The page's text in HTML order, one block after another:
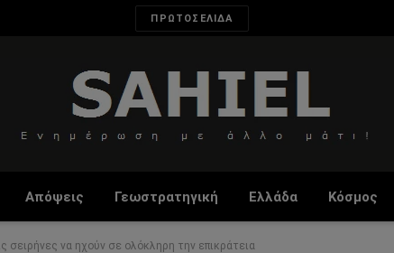
ΠΡΩΤΟΣΕΛΙΔΑ
Απόψεις Γεωστρατηγική Ελλάδα Κόσμος
σειρήνες να ηχούν σε ολόκληρη την επικράτεια